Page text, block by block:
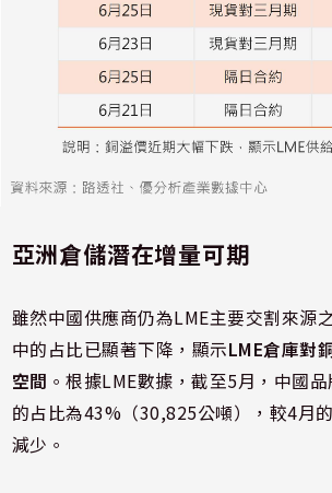
亞洲倉儲潛在增量可期
雖然中國供應商仍為LME主要交割來源
中的占比已顯著下降，顯示LME倉庫對
空間 。根據LME數據，截至5月，中國
的占比為43%（30,825公噸），較4月
減少。